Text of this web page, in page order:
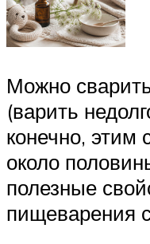
Можно
(варить
конечно, этим
около
полезные
пищеварения